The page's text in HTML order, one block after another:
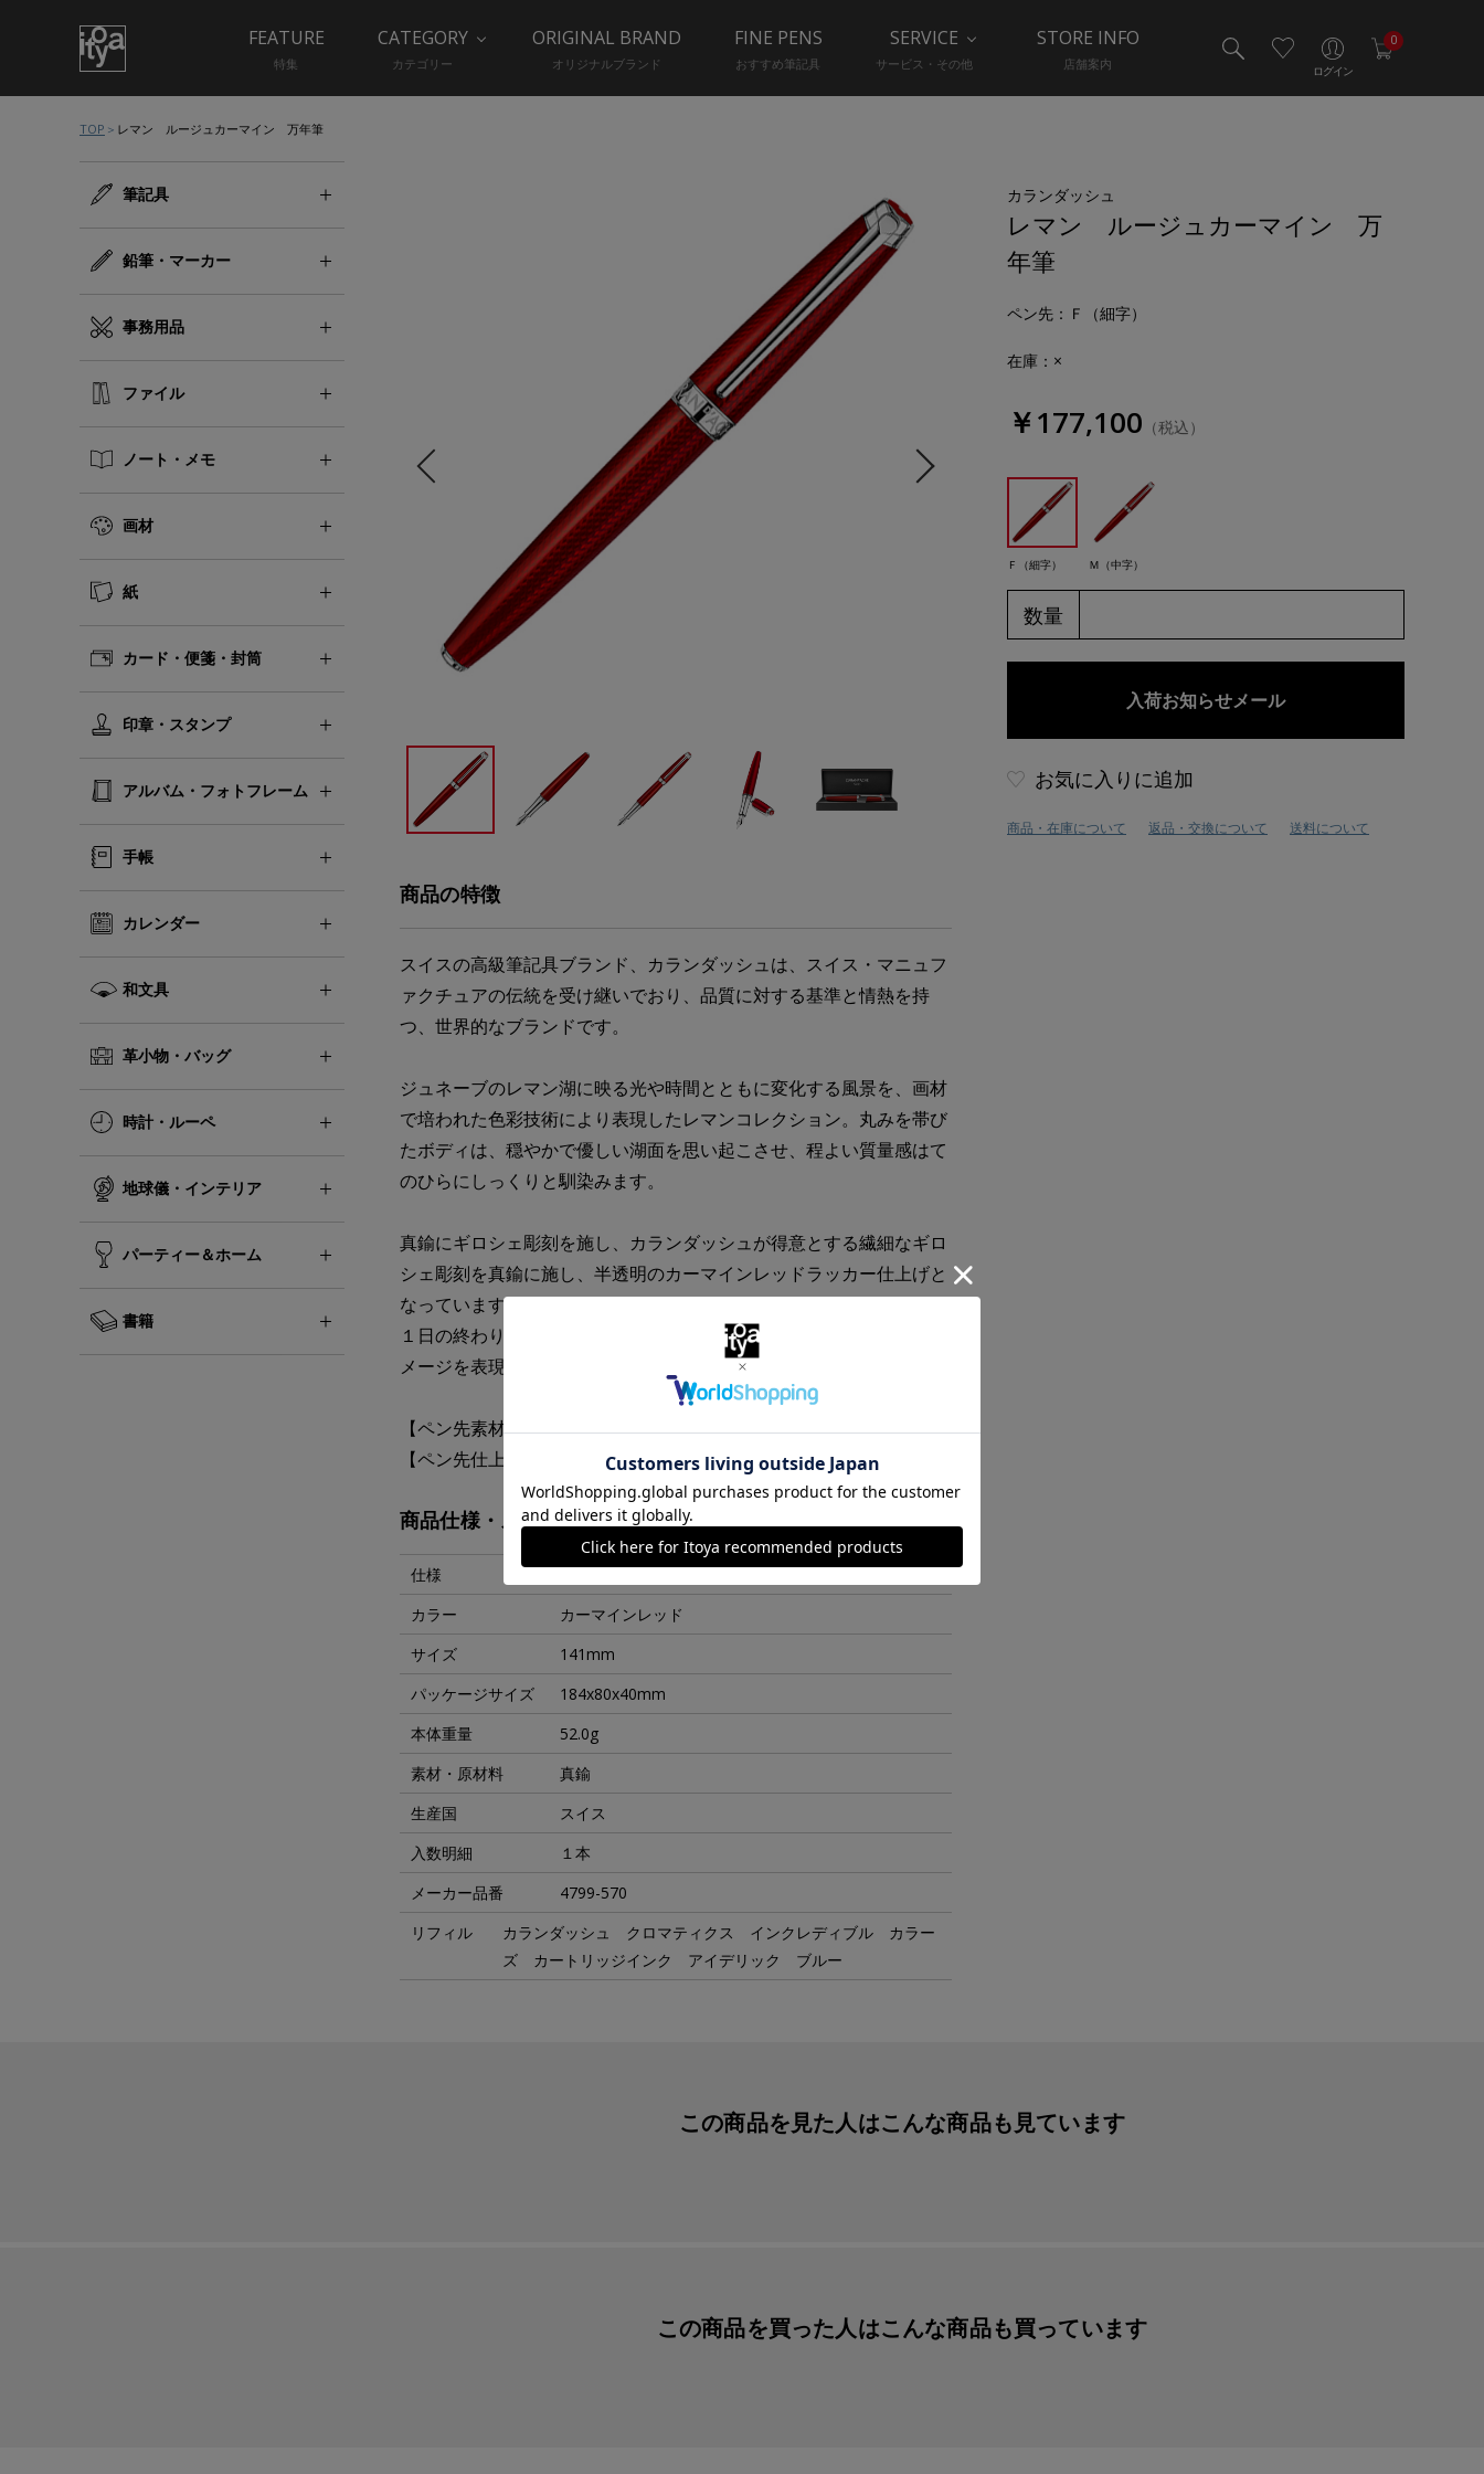
ログイン
0
FEATURE
特集
CATEGORY
カテゴリー
ORIGINAL BRAND
オリジナルブランド
FINE PENS
おすすめ筆記具
SERVICE
サービス・その他
STORE INFO
店舗案内
TOP レマン ルージュカーマイン 万年筆
筆記具
鉛筆・マーカー
事務用品
ファイル
ノート・メモ
画材
紙
カード・便箋・封筒
印章・スタンプ
アルバム・フォトフレーム
手帳
カレンダー
和文具
革小物・バッグ
時計・ルーペ
地球儀・インテリア
パーティー＆ホーム
書籍
カランダッシュ
レマン ルージュカーマイン 万
年筆
ペン先 ：Ｆ（細字）
在庫：×
￥177,100 （税込）
Ｆ（細字） Ｍ（中字）
数量
お気に入りに追加
商品・在庫について 返品・交換について 送料について
商品の特徴
スイスの高級筆記具ブランド、カランダッシュは、スイス・マニュフ
ァクチュアの伝統を受け継いでおり、品質に対する基準と情熱を持
つ、世界的なブランドです。
ジュネーブのレマン湖に映る光や時間とともに変化する風景を、画材
で培われた色彩技術により表現したレマンコレクション。丸みを帯び
たボディは、穏やかで優しい湖面を思い起こさせ、程よい質量感はて
のひらにしっくりと馴染みます。
真鍮にギロシェ彫刻を施し、カランダッシュが得意とする繊細なギロ
シェ彫刻を真鍮に施し、半透明のカーマインレッドラッカー仕上げと
なっています。
１日の終わりを迎え太陽が山々に沈む瞬間に空と湖面を染める赤のイ
メージを表現しています。
【ペン先素材】１８金
【ペン先仕上げ】ロジウムコート仕上げ
商品仕様・スペック
仕様
カートリッジ／コンバーター両用式
カラー
カーマインレッド
サイズ
141mm
パッケージサイズ
184x80x40mm
本体重量
52.0g
素材・原材料
真鍮
生産国
スイス
入数明細
１本
メーカー品番
4799-570
リフィル
カランダッシュ クロマティクス インクレディブル カラー
ズ カートリッジインク アイデリック ブルー
この商品を見た人はこんな商品も見ています
この商品を買った人はこんな商品も買っています